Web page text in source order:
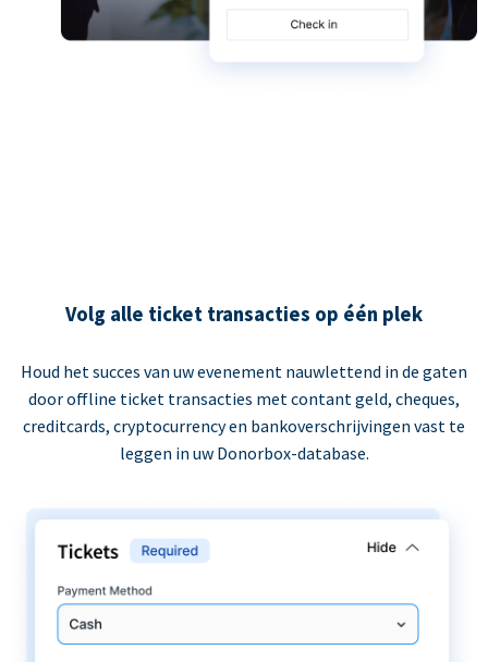
Volg alle ticket transacties op één plek
Houd het succes van uw evenement nauwlettend in de gaten
door offline ticket transacties met contant geld, cheques,
creditcards, cryptocurrency en bankoverschrijvingen vast te
leggen in uw Donorbox-database.